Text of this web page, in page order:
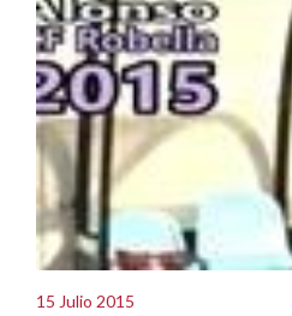
15 Julio 2015